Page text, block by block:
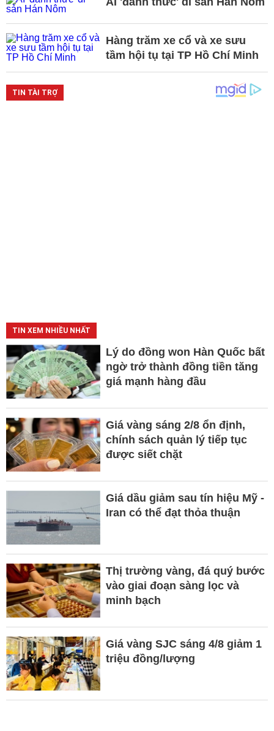
Hàng trăm xe cổ và xe sưu
tầm hội tụ tại TP Hồ Chí Minh
TIN XEM NHIỀU NHẤT
Lý do đồng won Hàn Quốc bất
ngờ trở thành đồng tiền tăng
giá mạnh hàng đầu
Giá vàng sáng 2/8 ổn định,
chính sách quản lý tiếp tục
được siết chặt
Giá dầu giảm sau tín hiệu Mỹ -
Iran có thể đạt thỏa thuận
Thị trường vàng, đá quý bước
vào giai đoạn sàng lọc và
minh bạch
Giá vàng SJC sáng 4/8 giảm 1
triệu đồng/lượng